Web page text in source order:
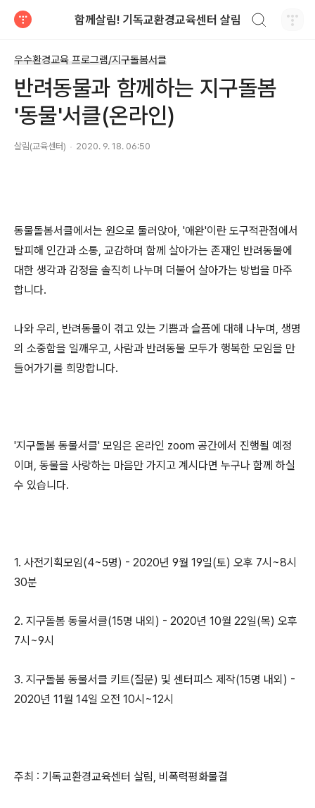
함께살림! 기독교환경교육센터 살림
우수환경교육 프로그램/지구돌봄서클
반려동물과 함께하는 지구돌봄
'동물'서클(온라인)
살림(교육센터) 2020. 9. 18. 06:50
동물돌봄서클에서는 원으로 둘러앉아, '애완'이란 도구적관점에서
탈피해 인간과 소통, 교감하며 함께 살아가는 존재인 반려동물에
대한 생각과 감정을 솔직히 나누며 더불어 살아가는 방법을 마주
합니다.
나와 우리, 반려동물이 겪고 있는 기쁨과 슬픔에 대해 나누며, 생명
의 소중함을 일깨우고, 사람과 반려동물 모두가 행복한 모임을 만
들어가기를 희망합니다.
'지구돌봄 동물서클' 모임은 온라인 zoom 공간에서 진행될 예정
이며, 동물을 사랑하는 마음만 가지고 계시다면 누구나 함께 하실
수 있습니다.
1. 사전기획모임(4~5명) - 2020년 9월 19일(토) 오후 7시~8시
30분
2. 지구돌봄 동물서클(15명 내외) - 2020년 10월 22일(목) 오후
7시~9시
3. 지구돌봄 동물서클 키트(질문) 및 센터피스 제작(15명 내외) -
2020년 11월 14일 오전 10시~12시
주최 : 기독교환경교육센터 살림, 비폭력평화물결